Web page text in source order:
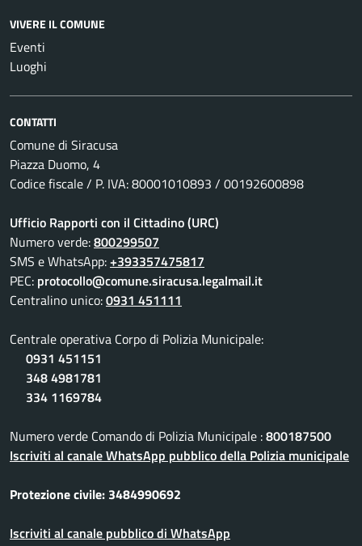
VIVERE IL COMUNE
Eventi
Luoghi
CONTATTI
Comune di Siracusa
Piazza Duomo, 4
Codice fiscale / P. IVA: 80001010893 / 00192600898
Ufficio Rapporti con il Cittadino (URC)
Numero verde:800299507
SMS e WhatsApp:+393357475817
PEC: protocollo@comune.siracusa.legalmail.it
Centralino unico:0931 451111
Centrale operativa Corpo di Polizia Municipale:
0931 451151
348 4981781
334 1169784
Numero verde Comando di Polizia Municipale :800187500
Iscriviti al canale WhatsApp pubblico della Polizia municipale
Protezione civile: 3484990692
Iscriviti al canale pubblico di WhatsApp